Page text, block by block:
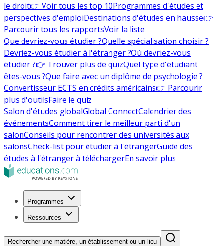
le droit👉 Voir tous les top 10Programmes d'études et
perspectives d'emploiDestinations d'études en hausse👉
Parcourir tous les rapportsVoir la liste
Que devriez-vous étudier ?Quelle spécialisation choisir ?
Devriez-vous étudier à l'étranger ?Où devriez-vous
étudier ?👉 Trouver plus de quizQuel type d'étudiant
êtes-vous ?Que faire avec un diplôme de psychologie ?
Convertisseur ECTS en crédits américains👉 Parcourir
plus d'outilsFaire le quiz
Salon d'études globalGlobal ConnectCalendrier des
événementsComment tirer le meilleur parti d'un
salonConseils pour rencontrer des universités aux
salonsCheck-list pour étudier à l'étrangerGuide des
études à l'étranger à téléchargerEn savoir plus
Programmes
Ressources
Rechercher une matière, un établissement ou un lieu